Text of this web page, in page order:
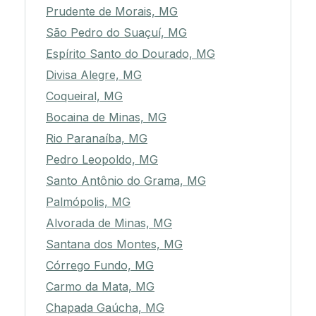
Prudente de Morais, MG
São Pedro do Suaçuí, MG
Espírito Santo do Dourado, MG
Divisa Alegre, MG
Coqueiral, MG
Bocaina de Minas, MG
Rio Paranaíba, MG
Pedro Leopoldo, MG
Santo Antônio do Grama, MG
Palmópolis, MG
Alvorada de Minas, MG
Santana dos Montes, MG
Córrego Fundo, MG
Carmo da Mata, MG
Chapada Gaúcha, MG